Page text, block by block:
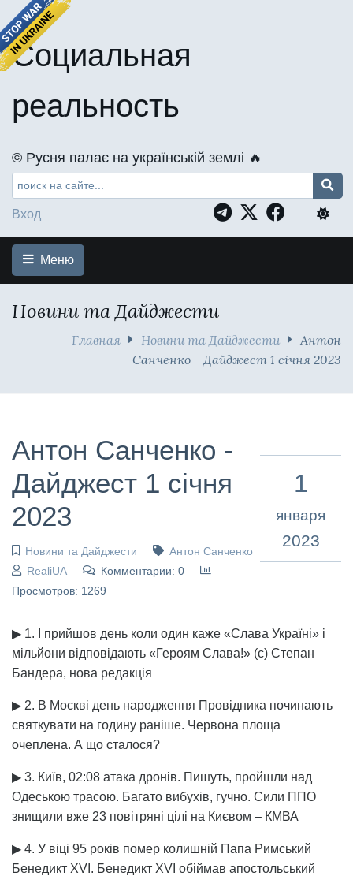
Социальная
реальность
©️ Русня палає на українській землі 🔥
Вход
Меню
Новини та Дайджести
Главная Новини та Дайджести
Антон
Санченко - Дайджест 1 січня 2023
Антон Санченко -
Дайджест 1 січня
2023
Новини та Дайджести
Антон Санченко
RealiUA
Комментарии: 0
Просмотров: 1269
1
января
2023
▶ 1. І прийшов день коли один каже «Слава Україні» і
мільйони відповідають «Героям Слава!» (с) Степан
Бандера, нова редакція
▶ 2. В Москві день народження Провідника починають
святкувати на годину раніше. Червона площа
очеплена. А що сталося?
▶ 3. Київ, 02:08 атака дронів. Пишуть, пройшли над
Одеською трасою. Багато вибухів, гучно. Сили ППО
знищили вже 23 повітряні цілі на Києвом – КМВА
▶ 4. У віці 95 років помер колишній Папа Римський
Бенедикт XVI. Бенедикт XVI обіймав апостольський